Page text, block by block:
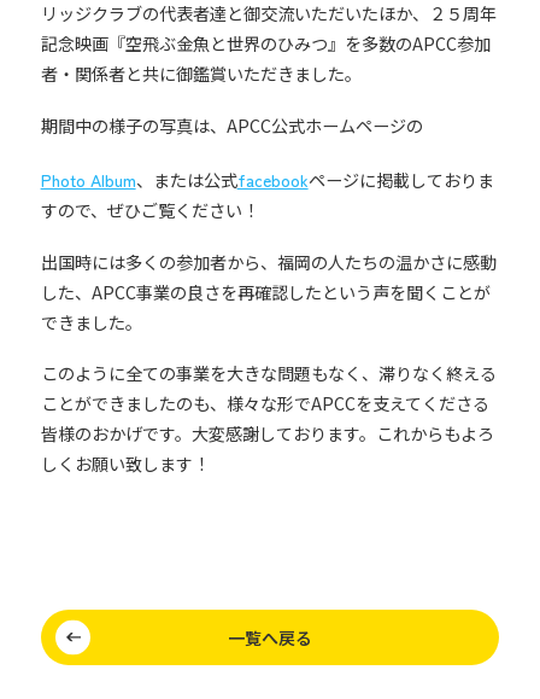
リッジクラブの代表者達と御交流いただいたほか、２５周年
記念映画『空飛ぶ金魚と世界のひみつ』を多数のAPCC参加
者・関係者と共に御鑑賞いただきました。
期間中の様子の写真は、APCC公式ホームページの
Photo Album、または公式facebookページに掲載しておりま
すので、ぜひご覧ください！
出国時には多くの参加者から、福岡の人たちの温かさに感動
した、APCC事業の良さを再確認したという声を聞くことが
できました。
このように全ての事業を大きな問題もなく、滞りなく終える
ことができましたのも、様々な形でAPCCを支えてくださる
皆様のおかげです。大変感謝しております。これからもよろ
しくお願い致します！
一覧へ戻る